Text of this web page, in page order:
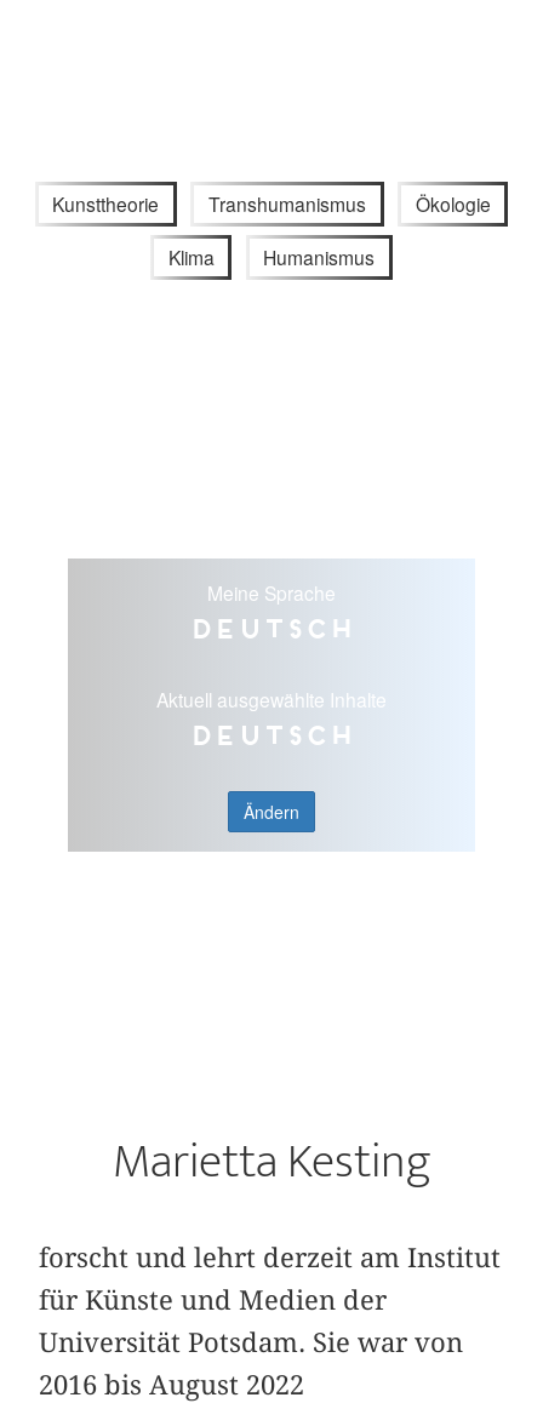
Kunsttheorie Transhumanismus Ökologie
Klima Humanismus
Meine Sprache
Deutsch
Aktuell ausgewählte Inhalte
Deutsch
Ändern
Marietta Kesting
forscht und lehrt derzeit am Institut
für Künste und Medien der
Universität Potsdam. Sie war von
2016 bis August 2022